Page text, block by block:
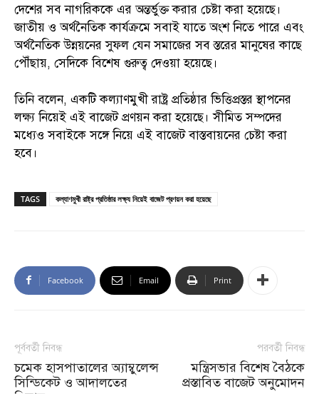
দেশের সব নাগরিককে এর অন্তর্ভুক্ত করার চেষ্টা করা হয়েছে।
জাতীয় ও অর্থনৈতিক কার্যক্রমে সবাই যাতে অংশ নিতে পারে এবং
অর্থনৈতিক উন্নয়নের সুফল যেন সমাজের সব স্তরের মানুষের কাছে
পৌঁছায়, সেদিকে বিশেষ গুরুত্ব দেওয়া হয়েছে।
তিনি বলেন, একটি কল্যাণমুখী রাষ্ট্র প্রতিষ্ঠার ভিত্তিপ্রস্তর স্থাপনের
লক্ষ্য নিয়েই এই বাজেট প্রণয়ন করা হয়েছে। সীমিত সম্পদের
মধ্যেও সবাইকে সঙ্গে নিয়ে এই বাজেট বাস্তবায়নের চেষ্টা করা
হবে।
TAGS কল্যাণমুখী রাষ্ট্র প্রতিষ্ঠার লক্ষ্য নিয়েই বাজেট প্রণয়ন করা হয়েছে
Facebook Email Print
পূর্ববর্তী নিবন্ধ
চমেক হাসপাতালের অ্যাম্বুলেন্স
সিন্ডিকেট ও আদালতের
পরবর্তী নিবন্ধ
মন্ত্রিসভার বিশেষ বৈঠকে
প্রস্তাবিত বাজেট অনুমোদন